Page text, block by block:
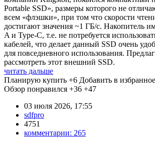
Portable SSD», размеры которого не
всем «флэшки», при том что скорости
достигают значения ~1 ГБ/c. Накопитель
A и Type-C, т.е. не потребуется
кабелей, что делает данный SSD очень
для повседневного использования.
рассмотреть этот внешний SSD.
читать дальше
Планирую купить +6 Добавить в избранное
Обзор понравился +36 +47
03 июля 2026, 17:55
sdfpro
4751
комментарии: 265